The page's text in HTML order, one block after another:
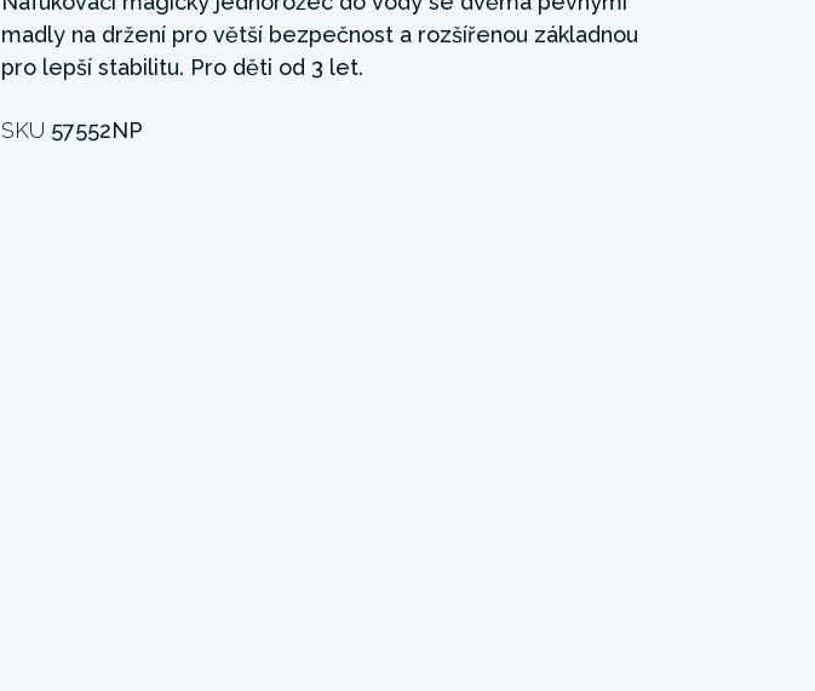
madly na držení pro větší bezpečnost a rozšířenou základnou
pro lepší stabilitu. Pro děti od 3 let.
SKU 57552NP